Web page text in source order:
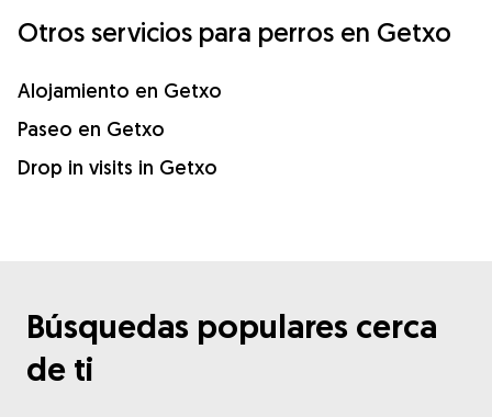
Otros servicios para perros en Getxo
Alojamiento en Getxo
Paseo en Getxo
Drop in visits in Getxo
Búsquedas populares cerca
de ti